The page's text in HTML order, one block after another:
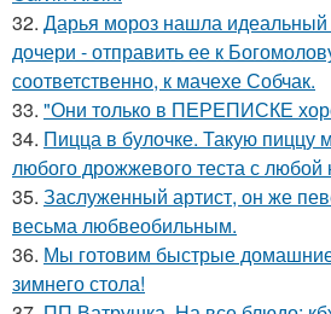
32. Дарья мороз нашла идеальный
дочери - отправить ее к
соответственно, к мачехе Собчак.
33. "Они только в ПЕРЕПИСКЕ
34. Пицца в булочке. Такую пиццу
любого дрожжевого теста с любой
35. Заслуженный артист, он же
весьма любвеобильным.
36. Мы готовим быстрые
зимнего стола!